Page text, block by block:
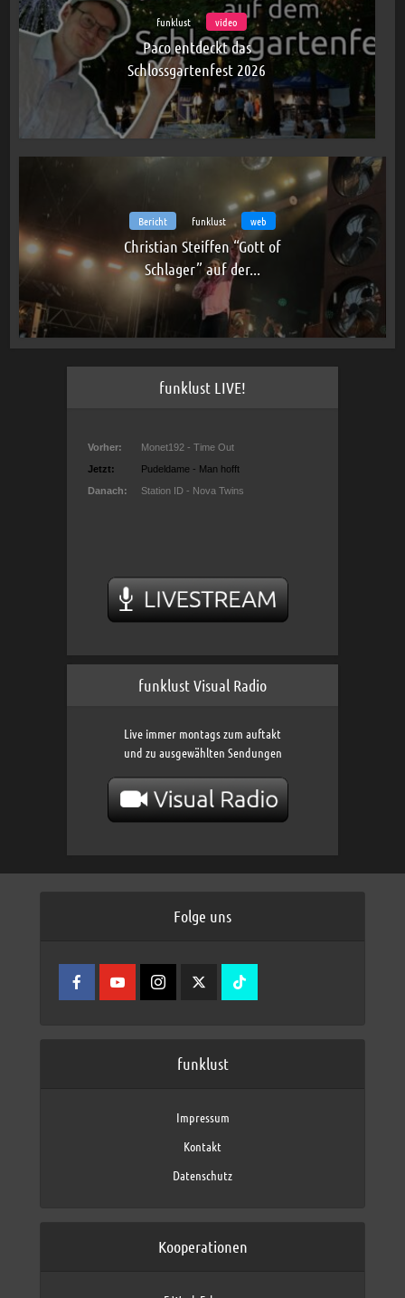
funklust video
Paco entdeckt das
Schlossgartenfest 2026
Bericht funklust web
Christian Steiffen “Gott of
Schlager” auf der...
funklust LIVE!
funklust Visual Radio
Live immer montags zum auftakt
und zu ausgewählten Sendungen
Folge uns
funklust
Impressum
Kontakt
Datenschutz
Kooperationen